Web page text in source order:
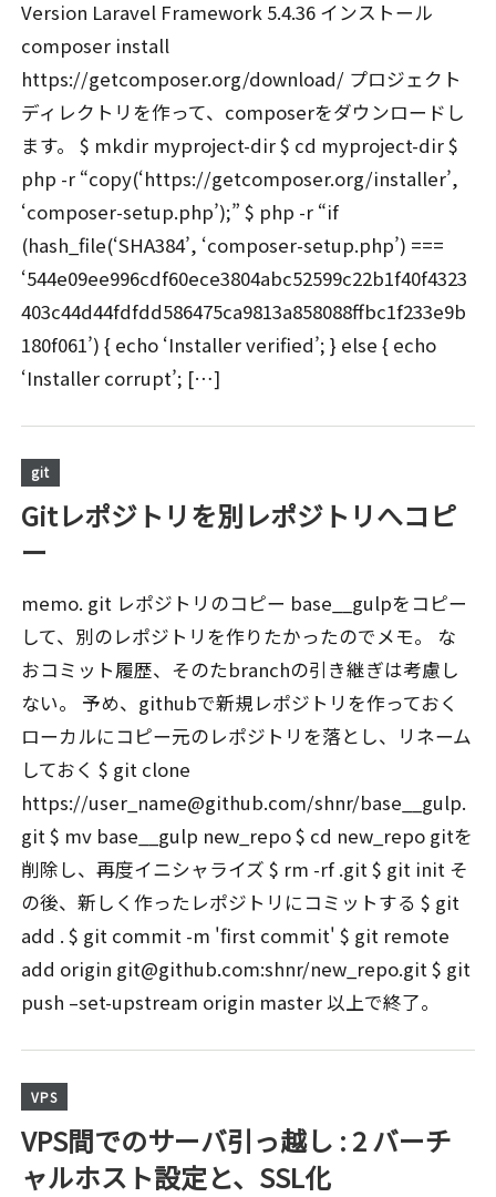
Version Laravel Framework 5.4.36 インストール
composer install
https://getcomposer.org/download/ プロジェクト
ディレクトリを作って、composerをダウンロードし
ます。 $ mkdir myproject-dir $ cd myproject-dir $
php -r “copy(‘https://getcomposer.org/installer’,
‘composer-setup.php’);” $ php -r “if
(hash_file(‘SHA384’, ‘composer-setup.php’) ===
‘544e09ee996cdf60ece3804abc52599c22b1f40f4323
403c44d44fdfdd586475ca9813a858088ffbc1f233e9b
180f061’) { echo ‘Installer verified’; } else { echo
‘Installer corrupt’; […]
git
Gitレポジトリを別レポジトリへコピ
ー
memo. git レポジトリのコピー base__gulpをコピー
して、別のレポジトリを作りたかったのでメモ。 な
おコミット履歴、そのたbranchの引き継ぎは考慮し
ない。 予め、githubで新規レポジトリを作っておく
ローカルにコピー元のレポジトリを落とし、リネーム
しておく $ git clone
https://user_name@github.com/shnr/base__gulp.
git $ mv base__gulp new_repo $ cd new_repo gitを
削除し、再度イニシャライズ $ rm -rf .git $ git init そ
の後、新しく作ったレポジトリにコミットする $ git
add . $ git commit -m 'first commit' $ git remote
add origin git@github.com:shnr/new_repo.git $ git
push –set-upstream origin master 以上で終了。
VPS
VPS間でのサーバ引っ越し : 2 バーチ
ャルホスト設定と、SSL化